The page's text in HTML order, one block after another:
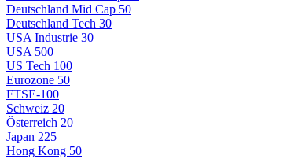
Deutschland Mid Cap 50
Deutschland Tech 30
USA Industrie 30
USA 500
US Tech 100
Eurozone 50
FTSE-100
Schweiz 20
Österreich 20
Japan 225
Hong Kong 50